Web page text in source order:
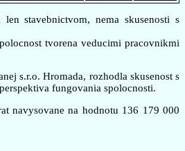
len stavebnictvom, nema skusenosti s
tvorena veducimi pracovnikmi
s.r.o. Hromada, rozhodla skusenost s
fungovania spolocnosti.
navysovane na hodnotu 136 179 000